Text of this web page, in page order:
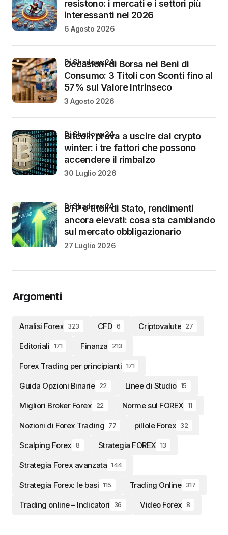
resistono: i mercati e i settori più
interessanti nel 2026
6 Agosto 2026
Occasioni di Borsa nei Beni di
Consumo: 3 Titoli con Sconti fino al
57% sul Valore Intrinseco
di Shadowx24
3 Agosto 2026
Bitcoin prova a uscire dal crypto
winter: i tre fattori che possono
accendere il rimbalzo
di Shadowx24
30 Luglio 2026
BTP e titoli di Stato, rendimenti
ancora elevati: cosa sta cambiando
sul mercato obbligazionario
di Shadowx24
27 Luglio 2026
Argomenti
Analisi Forex 323 CFD 6 Criptovalute 27
Editoriali 171 Finanza 213
Forex Trading per principianti 171
Guida Opzioni Binarie 22 Linee di Studio 15
Migliori Broker Forex 22 Norme sul FOREX 11
Nozioni di Forex Trading 77 pillole Forex 32
Scalping Forex 8 Strategia FOREX 13
Strategia Forex avanzata 144
Strategia Forex: le basi 115 Trading Online 317
Trading online – Indicatori 36 Video Forex 8